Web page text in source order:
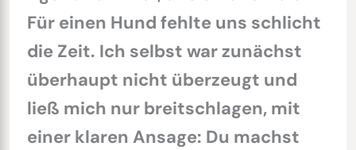
Für einen Hund fehlte uns schlicht
die Zeit. Ich selbst war zunächst
überhaupt nicht überzeugt und
ließ mich nur breitschlagen, mit
einer klaren Ansage: Du machst